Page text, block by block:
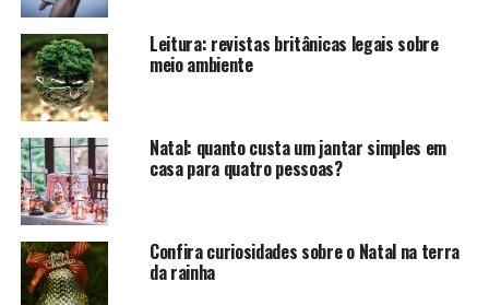
Você saberia o que fazer pra saudar a rainha caso a
encontrasse nas ruas londrinas? Ao ser apresentado à
ela, você deve dirigir-lhe um belo “Your Majesty” e,
depois disso, tratá-la por “Ma’am”. Para os homens,
significa inclinar o pescoço curvando levemente a
cabeça. Aprendeu?
Leitura: revistas britânicas legais sobre
meio ambiente
Natal: quanto custa um jantar simples em
casa para quatro pessoas?
Confira curiosidades sobre o Natal na terra
da rainha